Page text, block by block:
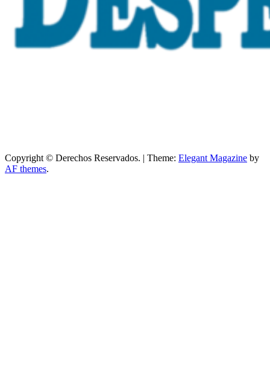
Copyright © Derechos Reservados. | Theme: Elegant Magazine by
AF themes.